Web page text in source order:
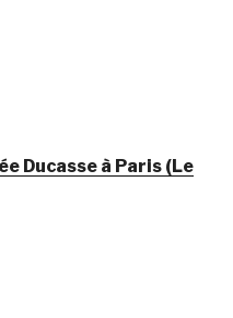
Ducasse à Paris (Le